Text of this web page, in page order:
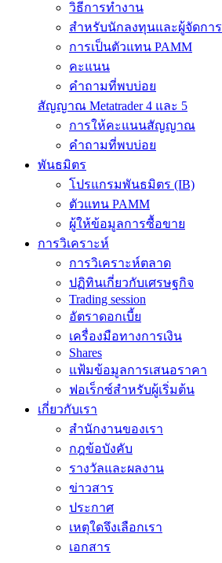
วิธีการทำงาน
สำหรับนักลงทุนและผู้จัดการ
การเป็นตัวแทน PAMM
คะแนน
คำถามที่พบบ่อย
สัญญาณ Metatrader 4 และ 5
การให้คะแนนสัญญาณ
คำถามที่พบบ่อย
พันธมิตร
โปรแกรมพันธมิตร (IB)
ตัวแทน PAMM
ผู้ให้ข้อมูลการซื้อขาย
การวิเคราะห์
การวิเคราะห์ตลาด
ปฏิทินเกี่ยวกับเศรษฐกิจ
Trading session
อัตราดอกเบี้ย
เครื่องมือทางการเงิน
Shares
แฟ้มข้อมูลการเสนอราคา
ฟอเร็กซ์สำหรับผู้เริ่มต้น
เกี่ยวกับเรา
สำนักงานของเรา
กฎข้อบังคับ
รางวัลและผลงาน
ข่าวสาร
ประกาศ
เหตุใดจึงเลือกเรา
เอกสาร